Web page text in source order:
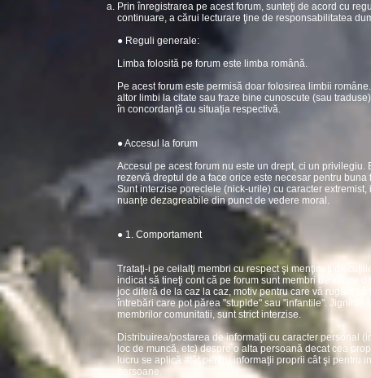
Prin înregistrarea pe acest forum, sunteţi de acord cu
continuare, a cărui lecturare ţine de responsabilitatea
● Reguli generale:
Limba folosită pe forum este limba română.
Pe acest forum este permisă doar folosirea limbii
altor limbi la citate sau fraze bine cunoscute (sau
în concordanţă cu situaţia respectivă.
● Accesul la forum
Accesul pe acest forum nu este un drept, ci un privilegiu.
rezervă dreptul de a face orice este necesar pentru buna
Sunt interzise poreclele (nick-urile) cu caracter
nuanţe dezagreabile din punct de vedere moral.
● 1. Comportament
Trataţi-i pe ceilalţi membri cu respect şi menţineţi
indicat să tineţi cont că pe forum sunt membri de vârste
joc diferă de la caz la caz, motiv pentru care vă rugăm
întrebări care pot părea "stupide" sau "infantile". Jignirile
membrilor comunitatii, sunt strict interzise.
Distribuirea/postarea de informaţii cu caracter personal
loc de muncă, etc) despre o alta persoană decat cea
lucru se aplică atât pentru informaţii proprii cât şi pentru
persoane.